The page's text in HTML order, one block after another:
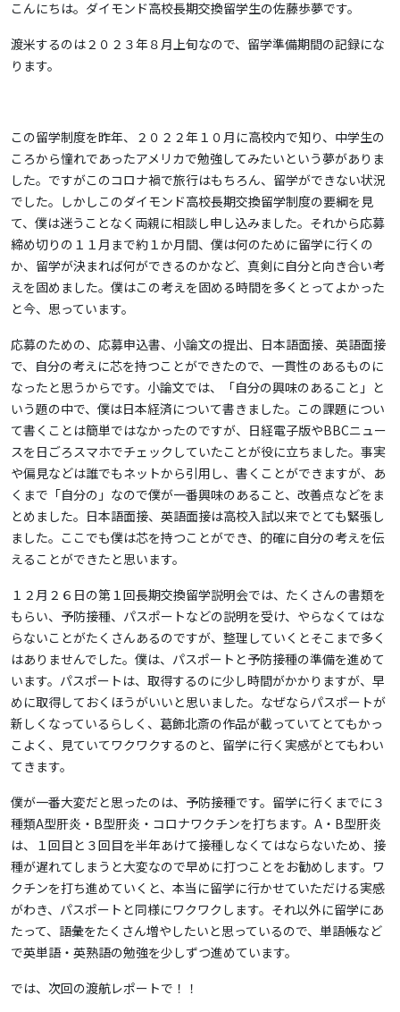
こんにちは。ダイモンド高校長期交換留学生の佐藤歩夢です。
渡米するのは２０２３年８月上旬なので、留学準備期間の記録にな
ります。
この留学制度を昨年、２０２２年１０月に高校内で知り、中学生の
ころから憧れであったアメリカで勉強してみたいという夢がありま
した。ですがこのコロナ禍で旅行はもちろん、留学ができない状況
でした。しかしこのダイモンド高校長期交換留学制度の要綱を見
て、僕は迷うことなく両親に相談し申し込みました。それから応募
締め切りの１１月まで約１か月間、僕は何のために留学に行くの
か、留学が決まれば何ができるのかなど、真剣に自分と向き合い考
えを固めました。僕はこの考えを固める時間を多くとってよかった
と今、思っています。
応募のための、応募申込書、小論文の提出、日本語面接、英語面接
で、自分の考えに芯を持つことができたので、一貫性のあるものに
なったと思うからです。小論文では、「自分の興味のあること」と
いう題の中で、僕は日本経済について書きました。この課題につい
て書くことは簡単ではなかったのですが、日経電子版やBBCニュー
スを日ごろスマホでチェックしていたことが役に立ちました。事実
や偏見などは誰でもネットから引用し、書くことができますが、あ
くまで「自分の」なので僕が一番興味のあること、改善点などをま
とめました。日本語面接、英語面接は高校入試以来でとても緊張し
ました。ここでも僕は芯を持つことができ、的確に自分の考えを伝
えることができたと思います。
１２月２６日の第１回長期交換留学説明会では、たくさんの書類を
もらい、予防接種、パスポートなどの説明を受け、やらなくてはな
らないことがたくさんあるのですが、整理していくとそこまで多く
はありませんでした。僕は、パスポートと予防接種の準備を進めて
います。パスポートは、取得するのに少し時間がかかりますが、早
めに取得しておくほうがいいと思いました。なぜならパスポートが
新しくなっているらしく、葛飾北斎の作品が載っていてとてもかっ
こよく、見ていてワクワクするのと、留学に行く実感がとてもわい
てきます。
僕が一番大変だと思ったのは、予防接種です。留学に行くまでに３
種類A型肝炎・B型肝炎・コロナワクチンを打ちます。A・B型肝炎
は、１回目と３回目を半年あけて接種しなくてはならないため、接
種が遅れてしまうと大変なので早めに打つことをお勧めします。ワ
クチンを打ち進めていくと、本当に留学に行かせていただける実感
がわき、パスポートと同様にワクワクします。それ以外に留学にあ
たって、語彙をたくさん増やしたいと思っているので、単語帳など
で英単語・英熟語の勉強を少しずつ進めています。
では、次回の渡航レポートで！！